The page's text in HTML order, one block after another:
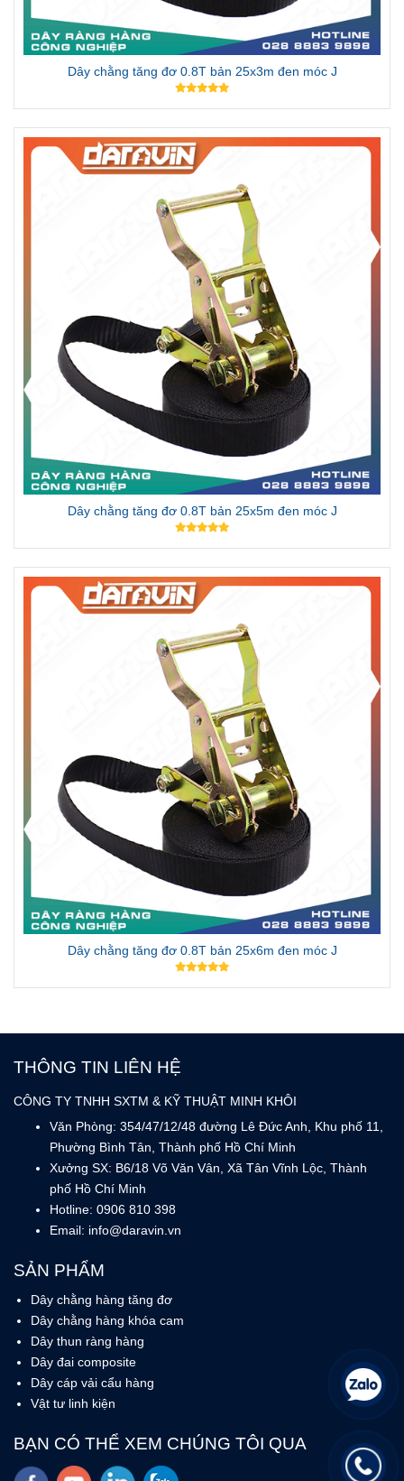
Dây chằng tăng đơ 0.8T bản 25x5m đen móc J
Dây chằng tăng đơ 0.8T bản 25x6m đen móc J
THÔNG TIN LIÊN HỆ
CÔNG TY TNHH SXTM & KỸ THUẬT MINH KHÔI
Văn Phòng: 354/47/12/48 đường Lê Đức Anh, Khu phố 11,
Phường Bình Tân, Thành phố Hồ Chí Minh
Xưởng SX: B6/18 Võ Văn Vân, Xã Tân Vĩnh Lộc, Thành
phố Hồ Chí Minh
Hotline: 0906 810 398
Dây chằng hàng khóa cam
Dây cáp vải cẩu hàng
Vật tư linh kiện
BẠN CÓ THỂ XEM CHÚNG TÔI QUA
© Bản quyền thuộc về Công ty TNHH SXTM & KT MINH KHÔI